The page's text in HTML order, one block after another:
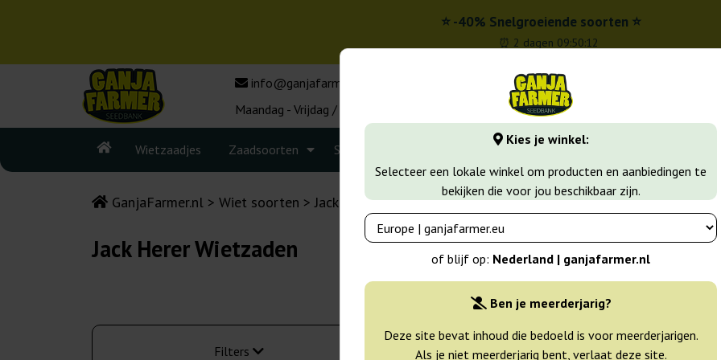
Kies je winkel:
Selecteer een lokale winkel om producten en aanbiedingen te
bekijken die voor jou beschikbaar zijn.
of blijf op: Nederland | ganjafarmer.nl
Ben je meerderjarig?
Deze site bevat inhoud die bedoeld is voor meerderjarigen.
Als je niet meerderjarig bent, verlaat deze site.
⭐ -40% Snelgroeiende soorten ⭐
⏰ 2 dagen 09:50:10
info@ganjafarmer.nl
Maandag - Vrijdag / 10:00 - 16:00
Wietzaadjes Zaadsoorten Seedbanks Meer
GanjaFarmer.nl Wiet soorten Jack Herer
Jack Herer Wietzaden
Filters Sorteren